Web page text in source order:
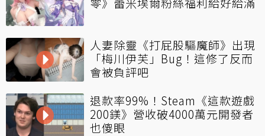
人妻除靈《打屁股驅魔師》出現
「梅川伊芙」Bug！這修了反而
會被負評吧
退款率99%！Steam《這款遊戲
200鎂》營收破4000萬元開發者
也傻眼